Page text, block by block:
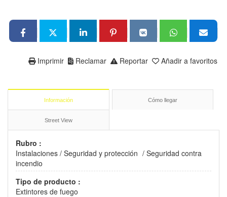
Añadir a favoritos
Reportar
Reclamar
Imprimir
Información Cómo llegar
Street View
Rubro :
Instalaciones / Seguridad y protección / Seguridad contra
incendio
Tipo de producto :
Extintores de fuego